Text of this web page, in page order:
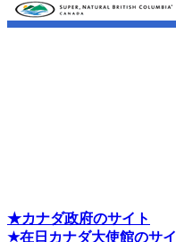
★カナダ政府のサイト
★在日カナダ大使館のサ